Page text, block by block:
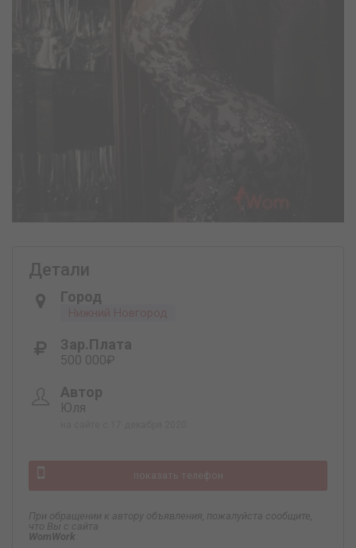
Детали
Город
Нижний Новгород
Зар.плата
500 000₽
Автор
Юля
показать телефон
При обращении к автору объявления, пожалуйста сообщите,
что Вы с сайта
WomWork